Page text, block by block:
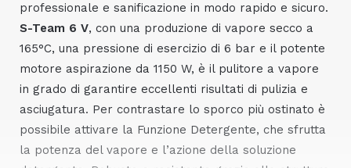
professionale e sanificazione in modo rapido e sicuro.
S-Team 6 V, con una produzione di vapore secco a
165°C, una pressione di esercizio di 6 bar e il potente
motore aspirazione da 1150 W, è il pulitore a vapore
in grado di garantire eccellenti risultati di pulizia e
asciugatura. Per contrastare lo sporco più ostinato è
possibile attivare la Funzione Detergente, che sfrutta
la potenza del vapore e l’azione della soluzione